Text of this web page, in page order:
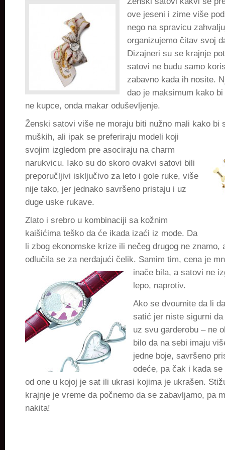
raspoloženje
ove jeseni i zime više
nego na spravicu
organizujemo čitav svoj
Dizajneri su se krajnje
satovi ne budu samo
zabavno kada ih nosite.
dao je maksimum kako
ne kupce, onda makar oduševljenje.
Ženski satovi više ne moraju biti nužno mali kako bi
muških, ali ipak se preferiraju modeli koji
svojim izgledom pre asociraju na charm
narukvicu. Iako su do skoro ovakvi satovi bili
preporučljivi isključivo za leto i gole ruke, više
nije tako, jer jednako savršeno pristaju i uz
duge uske rukave.
Zlato i srebro u kombinaciji sa kožnim
kaišićima teško da će ikada izaći iz mode. Da
li zbog ekonomske krize ili nečeg drugog ne znamo,
odlučila se za nerđajući čelik. Samim tim, cena je
inače bila, a satovi ne
lepo, naprotiv.
Ako se dvoumite da li
satić jer niste sigurni
uz svu garderobu – ne
bilo da na sebi imaju
jedne boje, savršeno
odeće, pa čak i kada
od one u kojoj je sat ili ukrasi kojima je ukrašen.
krajnje je vreme da počnemo da se zabavljamo, pa
nakita!